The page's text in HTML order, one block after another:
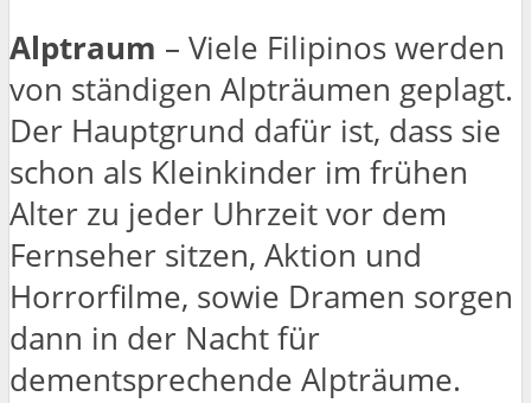
Alptraum – Viele Filipinos werden
von ständigen Alpträumen geplagt.
Der Hauptgrund dafür ist, dass sie
schon als Kleinkinder im frühen
Alter zu jeder Uhrzeit vor dem
Fernseher sitzen, Aktion und
Horrorfilme, sowie Dramen sorgen
dann in der Nacht für
dementsprechende Alpträume.